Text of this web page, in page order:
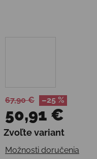
67,90 € –25 %
50,91 €
Jednotková cena:
Zvoľte variant
Možnosti doručenia